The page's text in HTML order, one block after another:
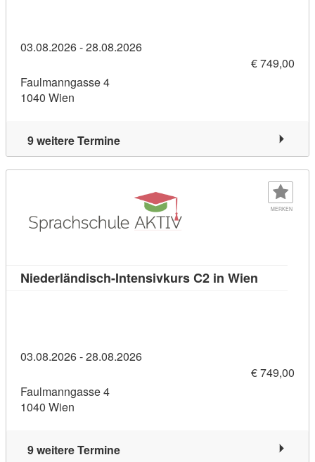
03.08.2026 - 28.08.2026
€ 749,00
Faulmanngasse 4
1040 Wien
9 weitere Termine
MERKEN
Niederländisch-Intensivkurs C2 in Wien
03.08.2026 - 28.08.2026
€ 749,00
Faulmanngasse 4
1040 Wien
9 weitere Termine